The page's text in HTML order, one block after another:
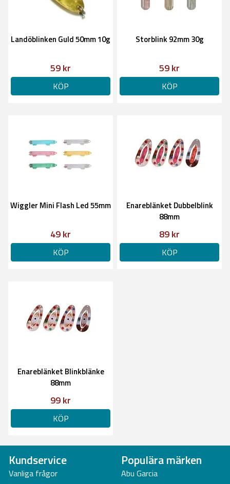
Landöblinken Guld 50mm 10g
59 kr
KÖP
Storblink 92mm 30g
59 kr
KÖP
Wiggler Mini Flash Led 55mm
49 kr
KÖP
Enareblänket Dubbelblink
88mm
89 kr
KÖP
Enareblänket Blinkblänke
88mm
99 kr
KÖP
Kundservice
Vanliga frågor
Populära märken
Abu Garcia